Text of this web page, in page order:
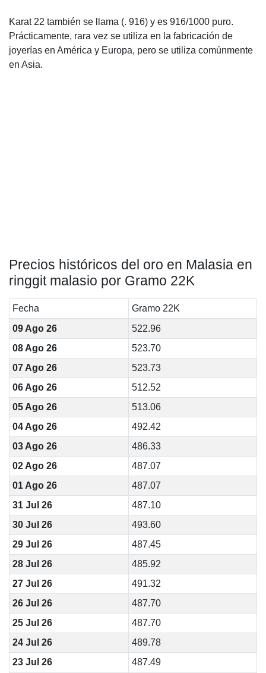
Karat 22 también se llama (. 916) y es 916/1000 puro.
Prácticamente, rara vez se utiliza en la fabricación de
joyerías en América y Europa, pero se utiliza comúnmente
en Asia.
Precios históricos del oro en Malasia en
ringgit malasio por Gramo 22K
Fecha
Gramo 22K
09 Ago 26
522.96
08 Ago 26
523.70
07 Ago 26
523.73
06 Ago 26
512.52
05 Ago 26
513.06
04 Ago 26
492.42
03 Ago 26
486.33
02 Ago 26
487.07
01 Ago 26
487.07
31 Jul 26
487.10
30 Jul 26
493.60
29 Jul 26
487.45
28 Jul 26
485.92
27 Jul 26
491.32
26 Jul 26
487.70
25 Jul 26
487.70
24 Jul 26
489.78
23 Jul 26
487.49